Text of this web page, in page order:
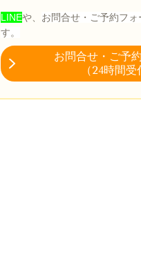
LINEや、 お問合せ・ご予約フォ
す。
お問合せ・ ご予
（24時間受